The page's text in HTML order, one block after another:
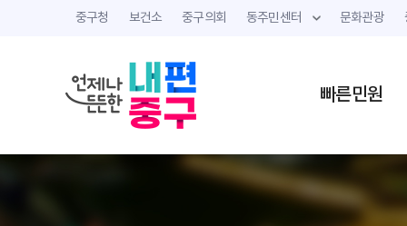
중구청 보건소 중구의회 동주민센터 문화관광
빠른민원